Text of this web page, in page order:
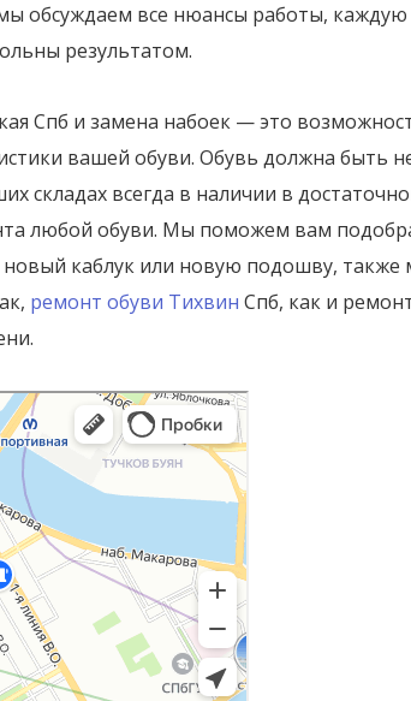
обсуждаем все нюансы работы,
результатом.
Спб и замена набоек — это
вашей обуви. Обувь должна быть
складах всегда в наличии в
любой обуви. Мы поможем вам
каблук или новую подошву, также
ремонт обуви Тихвин Спб, как и